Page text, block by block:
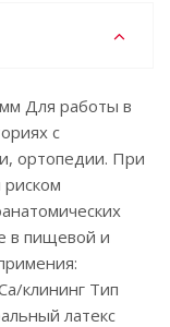
Для работы в
с
ортопедии. При
в пищевой и
клининг Тип
латекс